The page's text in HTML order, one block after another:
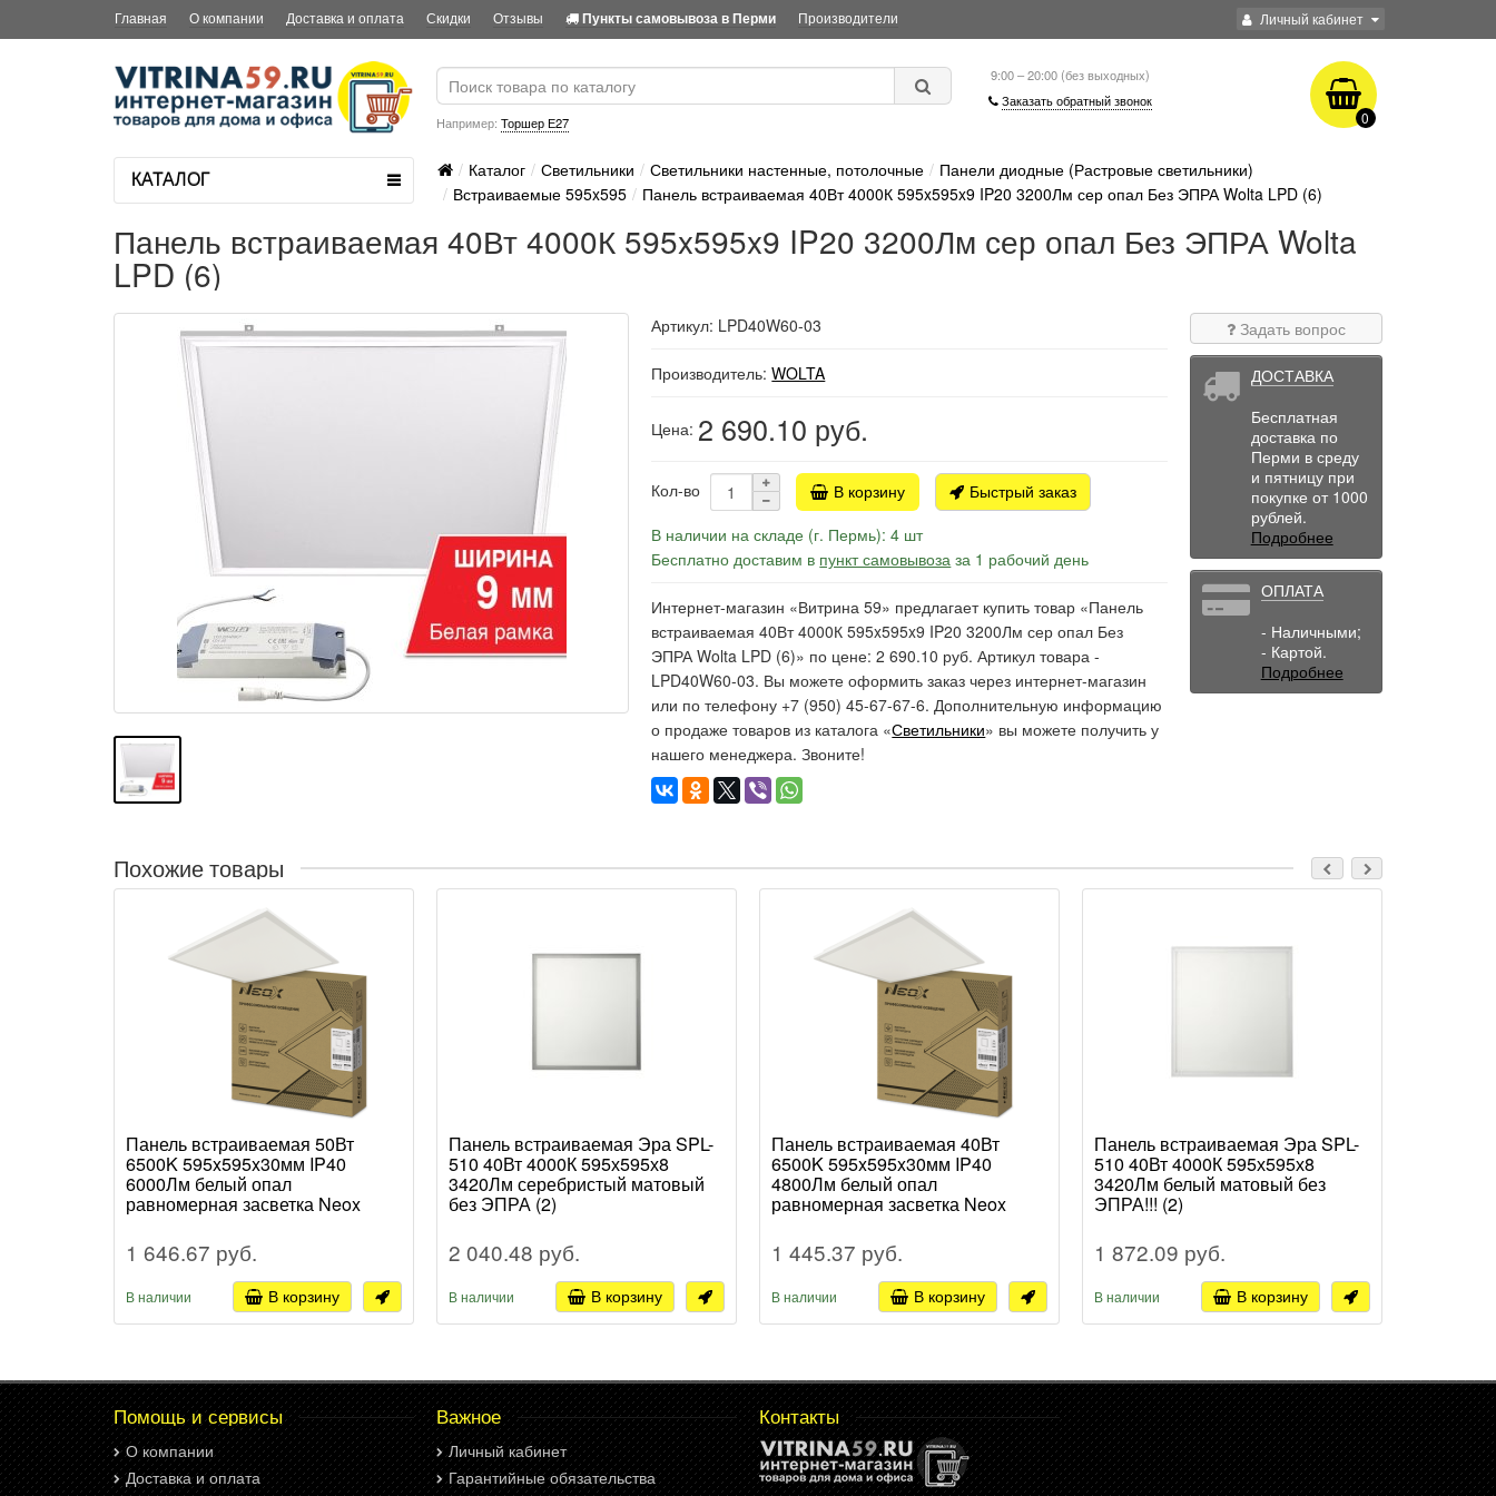
Личный кабинет
Главная О компании Доставка и оплата Скидки Отзывы Пункты самовывоза в Перми Производители
Например: Торшер Е27
9:00 – 20:00 (без выходных)
Заказать обратный звонок
0
КАТАЛОГ Каталог Светильники Светильники настенные, потолочные
Панели диодные (Растровые светильники)
Встраиваемые 595x595
Панель встраиваемая 40Вт 4000К 595x595x9 IP20 3200Лм сер опал Без ЭПРА Wolta LPD (6)
Панель встраиваемая 40Вт 4000К 595x595x9 IP20 3200Лм сер опал Без ЭПРА Wolta
LPD (6)
Артикул: LPD40W60-03
Производитель:WOLTA
Цена: 2 690.10 руб.
Кол-во В корзину
Быстрый заказ
В наличии на складе (г. Пермь): 4 шт
Бесплатно доставим в пункт самовывоза за 1 рабочий день
Интернет-магазин «Витрина 59» предлагает купить товар «Панель
встраиваемая 40Вт 4000К 595x595x9 IP20 3200Лм сер опал Без
ЭПРА Wolta LPD (6)» по цене: 2 690.10 руб. Артикул товара -
LPD40W60-03. Вы можете оформить заказ через интернет-магазин
или по телефону +7 (950) 45-67-67-6. Дополнительную информацию
о продаже товаров из каталога «Светильники» вы можете получить у
нашего менеджера. Звоните!
Задать вопрос
ДОСТАВКА
Бесплатная
доставка по
Перми в среду
и пятницу при
покупке от 1000
рублей.
Подробнее
ОПЛАТА
- Наличными;
- Картой.
Подробнее
Похожие товары
Панель встраиваемая 50Вт
6500K 595x595x30мм IP40
6000Лм белый опал
равномерная засветка Neox
1 646.67 руб.
В наличии В корзину
Панель встраиваемая Эра SPL-
510 40Вт 4000К 595х595х8
3420Лм серебристый матовый
без ЭПРА (2)
2 040.48 руб.
В наличии В корзину
Панель встраиваемая 40Вт
6500K 595x595x30мм IP40
4800Лм белый опал
равномерная засветка Neox
1 445.37 руб.
В наличии В корзину
Панель встраиваемая Эра SPL-
510 40Вт 4000К 595х595х8
3420Лм белый матовый без
ЭПРА!!! (2)
1 872.09 руб.
В наличии В корзину
Помощь и сервисы
О компании
Доставка и оплата
Важное
Личный кабинет
Гарантийные обязательства
Контакты